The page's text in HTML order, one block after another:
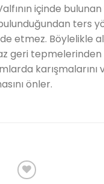
içinde
ters
etmez. Böylelikle
geri tepmelerinden
karışmalarını
önler.